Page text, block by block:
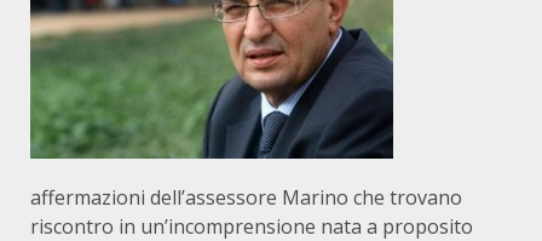
affermazioni dell’assessore Marino che trovano
riscontro in un’incomprensione nata a proposito